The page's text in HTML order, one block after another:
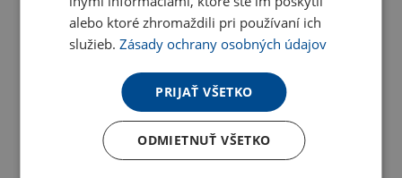
alebo ktoré zhromaždili pri používaní ich
služieb.Zásady ochrany osobných údajov
PRIJAŤ VŠETKO
ODMIETNUŤ VŠETKO